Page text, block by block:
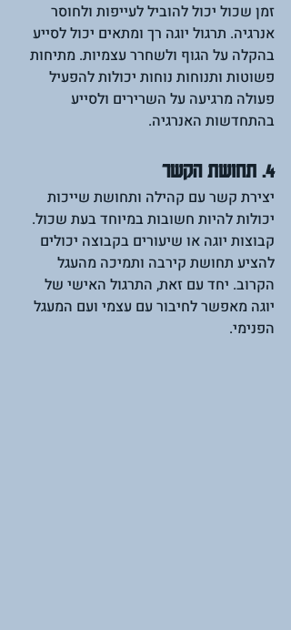
זמן שכול יכול להוביל לעייפות ולחוסר
אנרגיה. תרגול יוגה רך ומתאים יכול לסייע
בהקלה על הגוף ולשחרר עצמיות. מתיחות
פשוטות ותנוחות נוחות יכולות להפעיל
פעולה מרגיעה על השרירים ולסייע
בהתחדשות האנרגיה.
4. תחושת הקשר
יצירת קשר עם קהילה ותחושת שייכות
יכולות להיות חשובות במיוחד בעת שכול.
קבוצות יוגה או שיעורים בקבוצה יכולים
להציע תחושת קירבה ותמיכה מהעגל
הקרוב. יחד עם זאת, התרגול האישי של
יוגה מאפשר לחיבור עם עצמי ועם המעגל
הפנימי.